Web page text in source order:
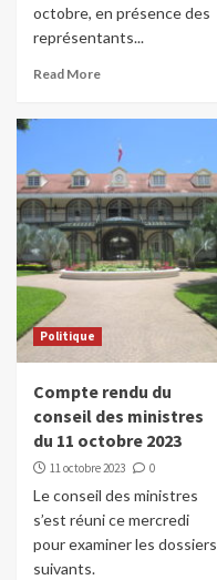
octobre, en présence des
représentants...
Read More
Politique
Compte rendu du
conseil des ministres
du 11 octobre 2023
11 octobre 2023 0
Le conseil des ministres
s’est réuni ce mercredi
pour examiner les dossiers
suivants.